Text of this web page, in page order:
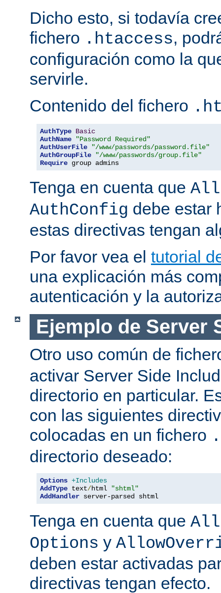
Dicho esto, si todavía
fichero .htaccess,
configuración como la
servirle.
Contenido del fichero
AuthType Basic
AuthName
"Password Required"
AuthUserFile
"/www/passwords/password.file"
AuthGroupFile
"/www/passwords/group.file"
Require group admins
Tenga en cuenta que
AuthConfig debe estar
estas directivas tengan
Por favor vea el tutorial
una explicación más
autenticación y la
Ejemplo de Server
Otro uso común de
activar Server Side
directorio en particular.
con las siguientes
colocadas en un fichero
directorio deseado:
Options +Includes
AddType text/html
"shtml"
AddHandler server-parsed shtml
Tenga en cuenta que
Options y
deben estar activadas
directivas tengan efecto.